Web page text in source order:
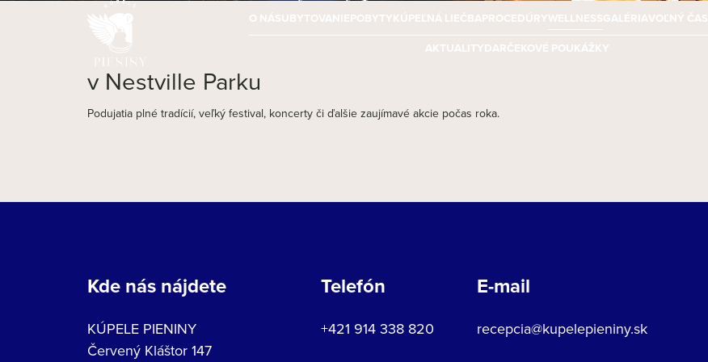
O NÁSUBYTOVANIEPOBYTYKÚPEĽNÁ LIEČBAPROCEDÚRYWELLNESSGALÉRIAVOĽNÝ ČAS
AKTUALITYDARČEKOVÉ POUKÁŽKY
v Nestville Parku
Podujatia plné tradícií, veľký festival, koncerty či ďalšie zaujímavé akcie počas roka.
Kde nás nájdete
KÚPELE PIENINY
Červený Kláštor 147
Telefón
+421 914 338 820
E-mail
recepcia@kupelepieniny.sk